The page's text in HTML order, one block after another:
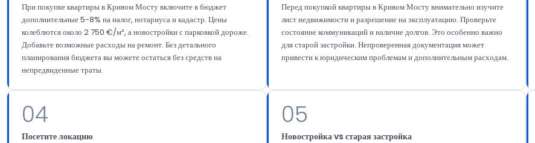
При покупке квартиры в Кривом Мосту включите в бюджет
дополнительные 5-8% на налог, нотариуса и кадастр. Цены
колеблются около 2 750 €/м², а новостройки с парковкой дороже.
Добавьте возможные расходы на ремонт. Без детального
планирования бюджета вы можете остаться без средств на
непредвиденные траты.
Перед покупкой квартиры в Кривом Мосту внимательно изучите
лист недвижимости и разрешение на эксплуатацию. Проверьте
состояние коммуникаций и наличие долгов. Это особенно важно
для старой застройки. Непроверенная документация может
привести к юридическим проблемам и дополнительным расходам.
04
Посетите локацию
05
Новостройка vs старая застройка